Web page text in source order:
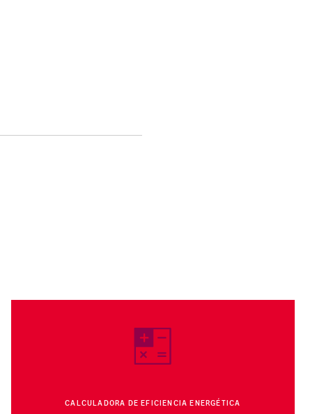
CALCULADORA DE EFICIENCIA ENERGÉTICA